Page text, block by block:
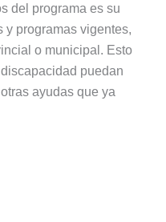
del programa es su
y programas vigentes,
o municipal. Esto
puedan
ayudas que ya